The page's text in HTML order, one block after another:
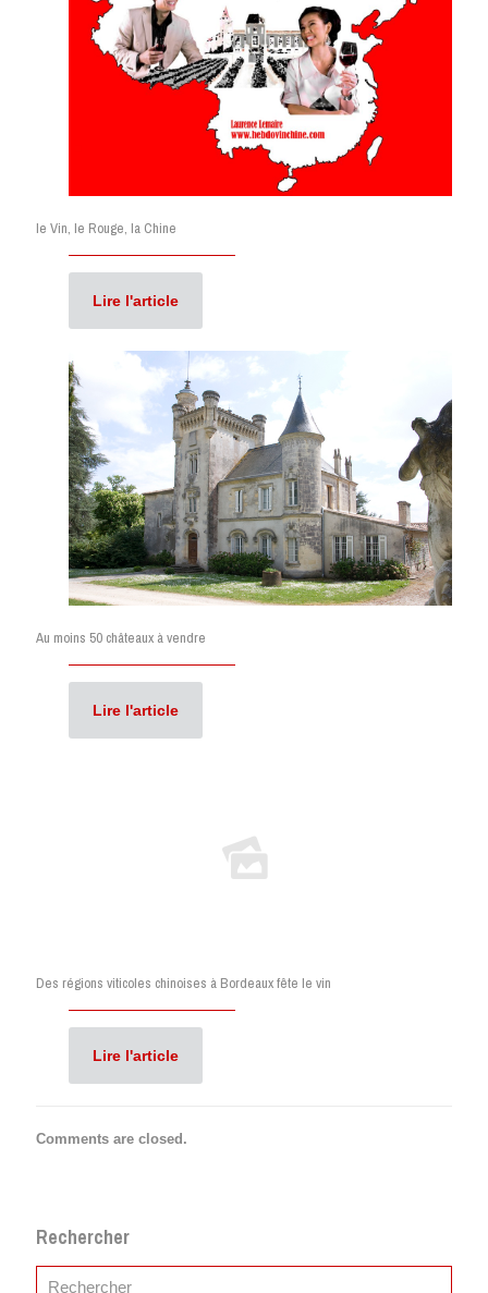
le Vin, le Rouge, la Chine
Lire l'article
Au moins 50 châteaux à vendre
Lire l'article
Des régions viticoles chinoises à Bordeaux fête le vin
Lire l'article
Comments are closed.
Rechercher